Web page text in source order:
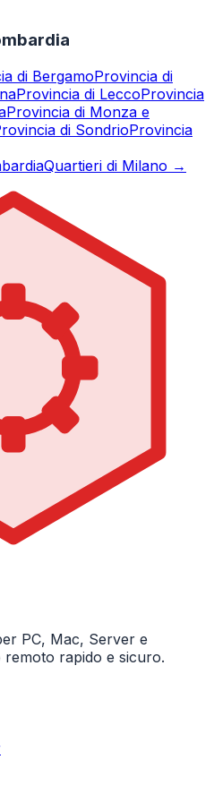
di BergamoProvincia di
Provincia di LeccoProvincia
Provincia di Monza e
di SondrioProvincia
Quartieri di Milano →
PC, Mac, Server e
rapido e sicuro.